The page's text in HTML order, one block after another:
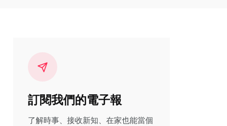
訂閱我們的電子報
了解時事、接收新知、在家也能當個